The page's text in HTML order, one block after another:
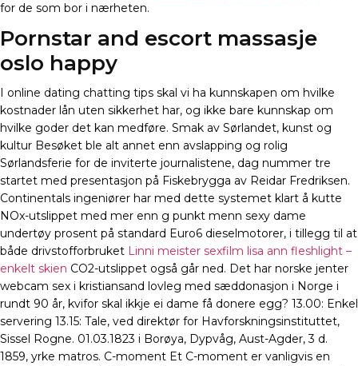
for de som bor i nærheten.
Pornstar and escort massasje
oslo happy
I online dating chatting tips skal vi ha kunnskapen om hvilke
kostnader lån uten sikkerhet har, og ikke bare kunnskap om
hvilke goder det kan medføre. Smak av Sørlandet, kunst og
kultur Besøket ble alt annet enn avslapping og rolig
Sørlandsferie for de inviterte journalistene, dag nummer tre
startet med presentasjon på Fiskebrygga av Reidar Fredriksen.
Continentals ingeniører har med dette systemet klart å kutte
NOx-utslippet med mer enn g punkt menn sexy dame
undertøy prosent på standard Euro6 dieselmotorer, i tillegg til at
både drivstofforbruket Linni meister sexfilm lisa ann fleshlight –
enkelt skien CO2-utslippet også går ned. Det har norske jenter
webcam sex i kristiansand lovleg med sæddonasjon i Norge i
rundt 90 år, kvifor skal ikkje ei dame få donere egg? 13.00: Enkel
servering 13.15: Tale, ved direktør for Havforskningsinstituttet,
Sissel Rogne. 01.03.1823 i Borøya, Dypvåg, Aust-Agder, 3 d.
1859, yrke matros. C-moment Et C-moment er vanligvis en